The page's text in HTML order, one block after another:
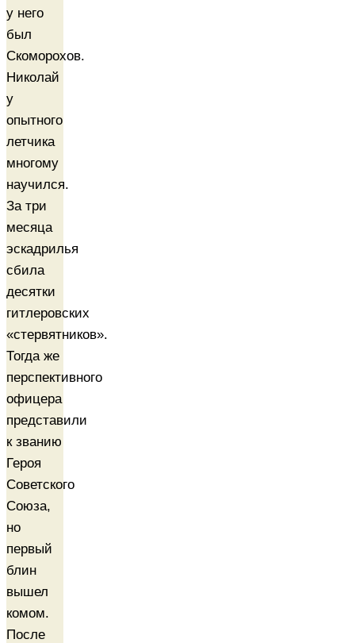
у него
был
Скоморохов.
Николай
у
опытного
летчика
многому
научился.
За три
месяца
эскадрилья
сбила
десятки
гитлеровских
«стервятников».
Тогда же
перспективного
офицера
представили
к званию
Героя
Советского
Союза,
но
первый
блин
вышел
комом.
После